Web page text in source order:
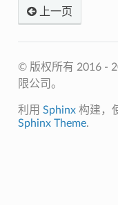
上一页
© 版权所有 2016 -
限公司。
利用 Sphinx构建，
Sphinx Theme.